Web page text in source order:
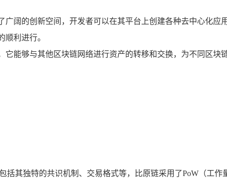
阔的创新空间，开发者可以在其平台上创建各种去中心化应
利进行。
它能够与其他区块链网络进行资产的转移和交换，为不同区
括其独特的共识机制、交易格式等，比原链采用了PoW（工